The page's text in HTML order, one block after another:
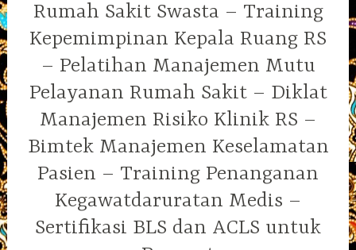
Rumah Sakit Swasta – Training
Kepemimpinan Kepala Ruang RS
– Pelatihan Manajemen Mutu
Pelayanan Rumah Sakit – Diklat
Manajemen Risiko Klinik RS –
Bimtek Manajemen Keselamatan
Pasien – Training Penanganan
Kegawatdaruratan Medis –
Sertifikasi BLS dan ACLS untuk